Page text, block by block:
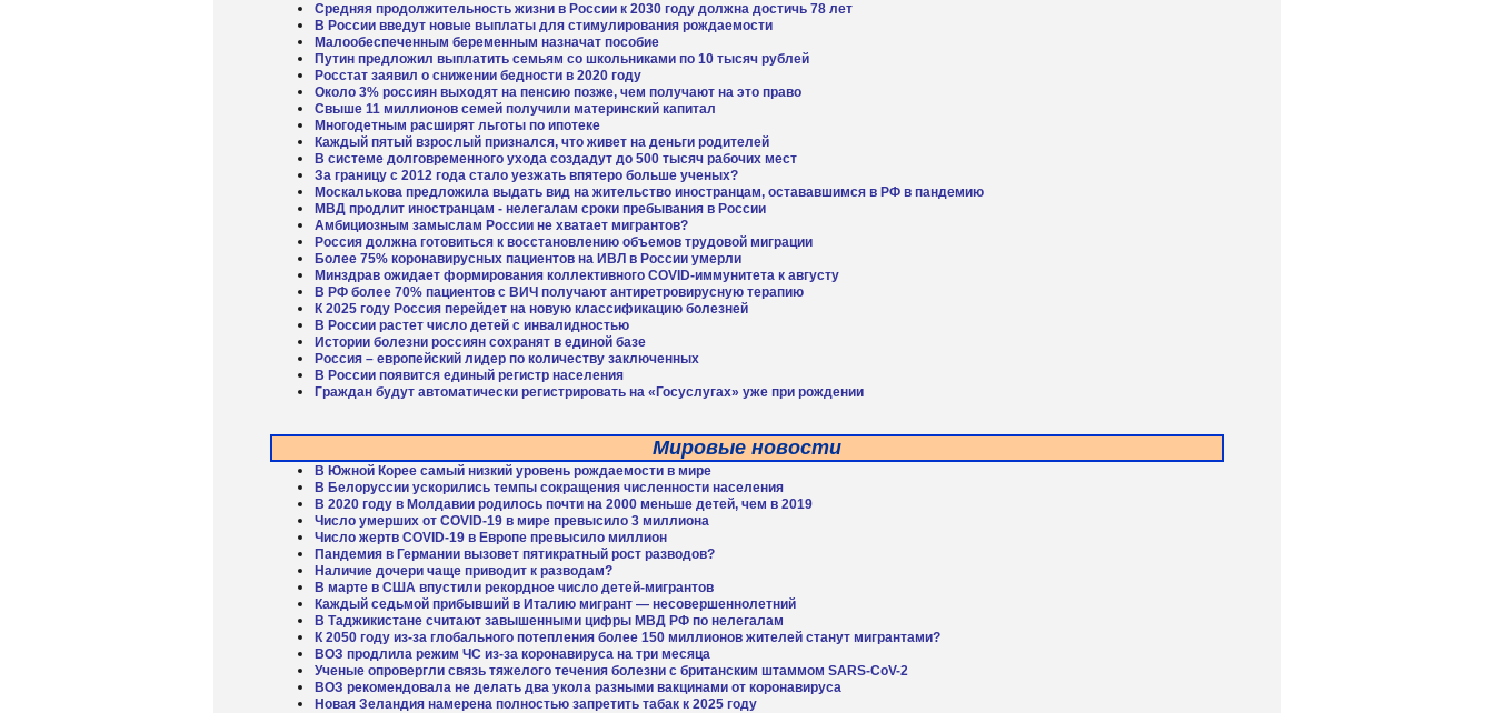
Средняя продолжительность жизни в России к 2030 году должна достичь 78 лет
В России введут новые выплаты для стимулирования рождаемости
Малообеспеченным беременным назначат пособие
Путин предложил выплатить семьям со школьниками по 10 тысяч рублей
Росстат заявил о снижении бедности в 2020 году
Около 3% россиян выходят на пенсию позже, чем получают на это право
Свыше 11 миллионов семей получили материнский капитал
Многодетным расширят льготы по ипотеке
Каждый пятый взрослый признался, что живет на деньги родителей
В системе долговременного ухода создадут до 500 тысяч рабочих мест
За границу с 2012 года стало уезжать впятеро больше ученых?
Москалькова предложила выдать вид на жительство иностранцам, остававшимся в РФ в пандемию
МВД продлит иностранцам - нелегалам сроки пребывания в России
Амбициозным замыслам России не хватает мигрантов?
Россия должна готовиться к восстановлению объемов трудовой миграции
Более 75% коронавирусных пациентов на ИВЛ в России умерли
Минздрав ожидает формирования коллективного COVID-иммунитета к августу
В РФ более 70% пациентов с ВИЧ получают антиретровирусную терапию
К 2025 году Россия перейдет на новую классификацию болезней
В России растет число детей с инвалидностью
Истории болезни россиян сохранят в единой базе
Россия – европейский лидер по количеству заключенных
В России появится единый регистр населения
Граждан будут автоматически регистрировать на «Госуслугах» уже при рождении
Мировые новости
В Южной Корее самый низкий уровень рождаемости в мире
В Белоруссии ускорились темпы сокращения численности населения
В 2020 году в Молдавии родилось почти на 2000 меньше детей, чем в 2019
Число умерших от COVID-19 в мире превысило 3 миллиона
Число жертв COVID-19 в Европе превысило миллион
Пандемия в Германии вызовет пятикратный рост разводов?
Наличие дочери чаще приводит к разводам?
В марте в США впустили рекордное число детей-мигрантов
Каждый седьмой прибывший в Италию мигрант — несовершеннолетний
В Таджикистане считают завышенными цифры МВД РФ по нелегалам
К 2050 году из-за глобального потепления более 150 миллионов жителей станут мигрантами?
ВОЗ продлила режим ЧС из-за коронавируса на три месяца
Ученые опровергли связь тяжелого течения болезни с британским штаммом SARS-CoV-2
ВОЗ рекомендовала не делать два укола разными вакцинами от коронавируса
Новая Зеландия намерена полностью запретить табак к 2025 году